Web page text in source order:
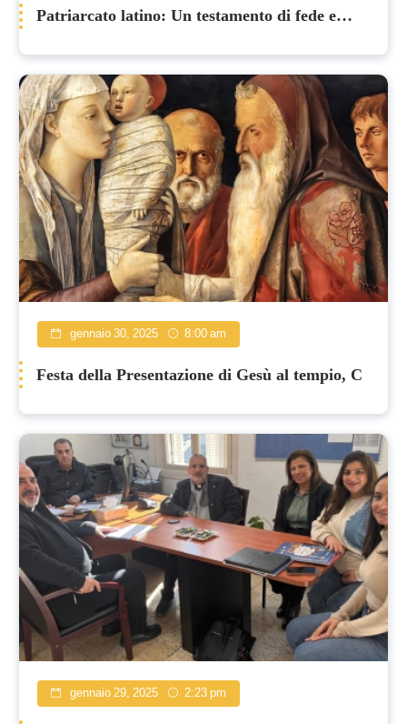
Patriarcato latino: Un testamento di fede e
gennaio 30, 2025 8:00 am
Festa della Presentazione di Gesù al tempio, C
gennaio 29, 2025 2:23 pm